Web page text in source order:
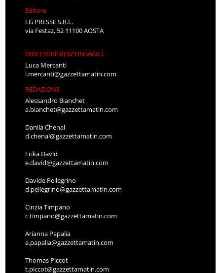
Editore
LG PRESSE S.R.L.
via Festaz, 52 11100 AOSTA
DIRETTORE RESPONSABILE
Luca Mercanti
l.mercanti@gazzettamatin.com
REDAZIONE
Alessandro Bianchet
a.bianchet@gazzettamatin.com
Danila Chenal
d.chenal@gazzettamatin.com
Erika David
e.david@gazzettamatin.com
Davide Pellegrino
d.pellegrino@gazzettamatin.com
Cinzia Timpano
c.timpano@gazzettamatin.com
Arianna Papalia
a.papalia@gazzettamatin.com
Thomas Piccot
t.piccot@gazzettamatin.com